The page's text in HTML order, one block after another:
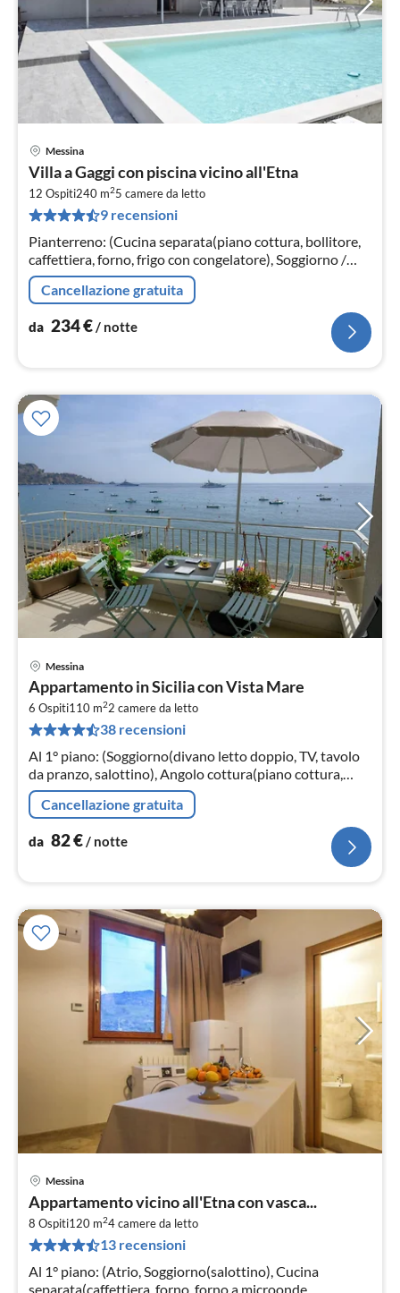
Messina
Villa a Gaggi con piscina vicino all'Etna
12 Ospiti240 m25 camere da letto
9 recensioni
Pianterreno: (Cucina separata(piano cottura, bollitore,
caffettiera, forno, frigo con congelatore), Soggiorno /
Pranzo(tavolo da pranzo, salottino)
Cancellazione gratuita
da 234€/ notte
Messina
Appartamento in Sicilia con Vista Mare
6 Ospiti110 m22 camere da letto
38 recensioni
Al 1° piano: (Soggiorno(divano letto doppio, TV, tavolo
da pranzo, salottino), Angolo cottura(piano cottura,
cappa aspirante, forno, forno a microonde, frigo con
congelatore)
Cancellazione gratuita
da 82€/ notte
Messina
Appartamento vicino all'Etna con vasca...
8 Ospiti120 m24camere da letto
13 recensioni
Al 1° piano: (Atrio, Soggiorno(salottino), Cucina
separata(caffettiera, forno, forno a microonde,